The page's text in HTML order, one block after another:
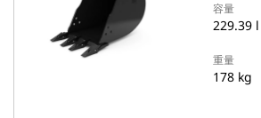
容量
229.39 l
重量
178 kg